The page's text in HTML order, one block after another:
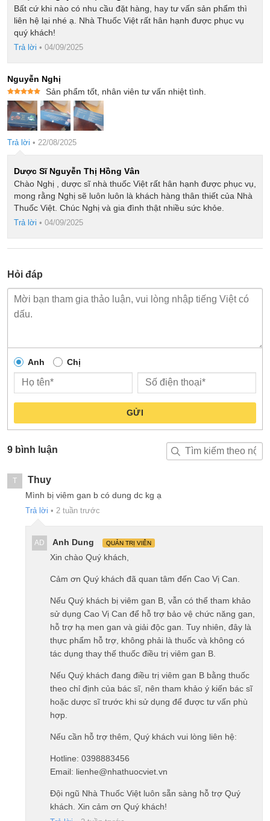
Bất cứ khi nào có nhu cầu đặt hàng, hay tư vấn sản phẩm thì
liên hệ lại nhé ạ. Nhà Thuốc Việt rất hân hạnh được phục vụ
quý khách!
Trả lời • 04/09/2025
Nguyễn Nghị
Được xếp
hạng5
sao
Sản phẩm tốt, nhân viên tư vấn nhiệt tình.
Trả lời • 22/08/2025
Dược Sĩ Nguyễn Thị Hồng Vân
Chào Nghị , dược sĩ nhà thuốc Việt rất hân hạnh được phục vụ,
mong rằng Nghị sẽ luôn luôn là khách hàng thân thiết của Nhà
Thuốc Việt. Chúc Nghị và gia đình thật nhiều sức khỏe.
Trả lời • 04/09/2025
Hỏi đáp
Anh Chị
GỬI
9 bình luận
T Thuy
Mình bị viêm gan b có dung dc kg ạ
Trả lời • 2 tuần trước
AD Anh Dung QUẢN TRỊ VIÊN
Xin chào Quý khách,
Cảm ơn Quý khách đã quan tâm đến Cao Vị Can.
Nếu Quý khách bị viêm gan B, vẫn có thể tham khảo
sử dụng Cao Vị Can để hỗ trợ bảo vệ chức năng gan,
hỗ trợ hạ men gan và giải độc gan. Tuy nhiên, đây là
thực phẩm hỗ trợ, không phải là thuốc và không có
tác dụng thay thế thuốc điều trị viêm gan B.
Nếu Quý khách đang điều trị viêm gan B bằng thuốc
theo chỉ định của bác sĩ, nên tham khảo ý kiến bác sĩ
hoặc dược sĩ trước khi sử dụng để được tư vấn phù
hợp.
Nếu cần hỗ trợ thêm, Quý khách vui lòng liên hệ:
Hotline: 0398883456
Email: lienhe@nhathuocviet.vn
Đội ngũ Nhà Thuốc Việt luôn sẵn sàng hỗ trợ Quý
khách. Xin cảm ơn Quý khách!